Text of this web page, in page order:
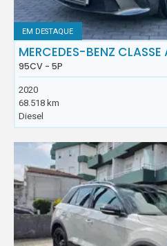
EM DESTAQUE
MERCEDES-BENZ CLASSE
95CV - 5P
2020
68.518 km
Diesel